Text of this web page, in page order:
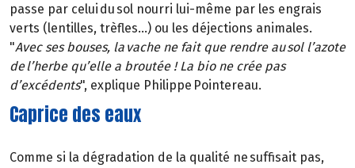
passe par celui du sol nourri lui-même par les engrais
verts (lentilles, trèfles…) ou les déjections animales.
"Avec ses bouses, la vache ne fait que rendre au sol l’azote
de l’herbe qu’elle a broutée ! La bio ne crée pas
d’excédents", explique Philippe Pointereau.
Caprice des eaux
Comme si la dégradation de la qualité ne suffisait pas,